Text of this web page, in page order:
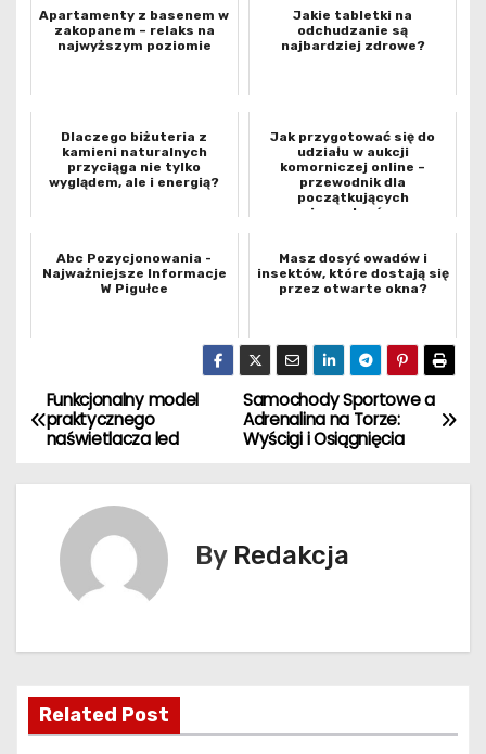
Apartamenty z basenem w
zakopanem – relaks na
najwyższym poziomie
Jakie tabletki na
odchudzanie są
najbardziej zdrowe?
Dlaczego biżuteria z
kamieni naturalnych
przyciąga nie tylko
wyglądem, ale i energią?
Jak przygotować się do
udziału w aukcji
komorniczej online –
przewodnik dla
początkujących
inwestoró...
Abc Pozycjonowania -
Najważniejsze Informacje
W Pigułce
Masz dosyć owadów i
insektów, które dostają się
przez otwarte okna?
N
a
c
j
Samochody Sportowe a
Adrenalina na Torze:
Wyścigi i Osiągnięcia
Funkcjonalny model
praktycznego
naświetlacza led
By Redakcja
Related Post